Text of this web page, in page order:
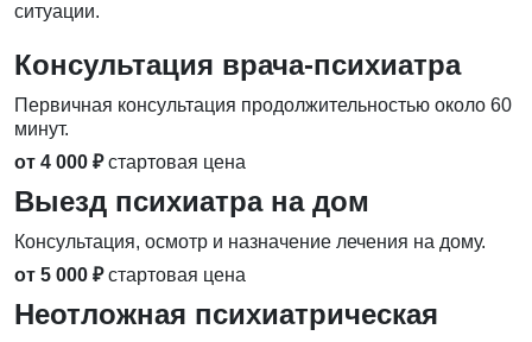
ситуации.
Консультация врача-психиатра
Первичная консультация продолжительностью около 60
минут.
от 4 000 ₽ стартовая цена
Выезд психиатра на дом
Консультация, осмотр и назначение лечения на дому.
от 5 000 ₽ стартовая цена
Неотложная психиатрическая